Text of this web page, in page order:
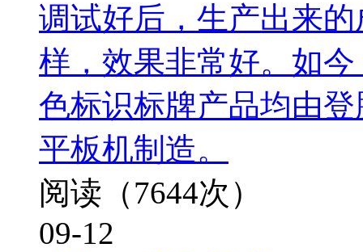
调试好后，生产出来
样，效果非常好。如
色标识标牌产品均由
平板机制造。
阅读（7644次）
09-12